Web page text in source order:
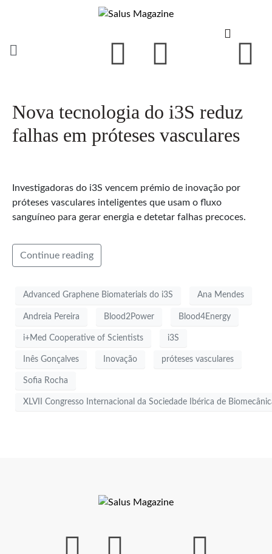
Nova tecnologia do i3S reduz
falhas em próteses vasculares
Investigadoras do i3S vencem prémio de inovação por
próteses vasculares inteligentes que usam o fluxo
sanguíneo para gerar energia e detetar falhas precoces.
Continue reading
Advanced Graphene Biomaterials do i3S Ana Mendes
Andreia Pereira Blood2Power Blood4Energy
i+Med Cooperative of Scientists i3S
Inês Gonçalves Inovação próteses vasculares
Sofia Rocha
XLVII Congresso Internacional da Sociedade Ibérica de